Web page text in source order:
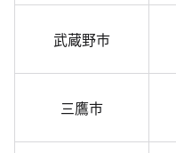
武蔵野市
三鷹市